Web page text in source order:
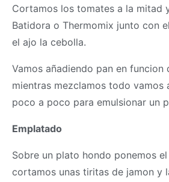
Cortamos los tomates a la mitad
Batidora o Thermomix junto con
el ajo la cebolla.
Vamos añadiendo pan en funcion
mientras mezclamos todo vamos
poco a poco para emulsionar un
Emplatado
Sobre un plato hondo ponemos
cortamos unas tiritas de jamon y